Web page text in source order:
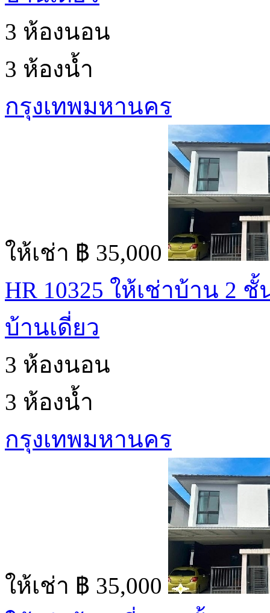
3 ห้องนอน
3 ห้องน้ำ
กรุงเทพมหานคร
ให้เช่า ฿ 35,000
HR 10325 ให้เช่าบ้าน 2
บ้านเดี่ยว
3 ห้องนอน
3 ห้องน้ำ
กรุงเทพมหานคร
ให้เช่า ฿ 35,000